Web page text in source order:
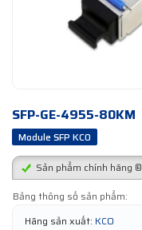
SFP-GE-4955-80KM
Module SFP KCO
Sản phẩm chính hãng ®
Bảng thông số sản phẩm:
Hãng sản xuất: KCO